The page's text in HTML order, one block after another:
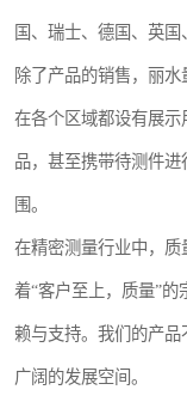
国、瑞士、德国、英国
除了产品的销售，丽水
在各个区域都设有展
品，甚至携带待测件
围。
在精密测量行业中，
着“客户至上，质量”
赖与支持。我们的产
广阔的发展空间。